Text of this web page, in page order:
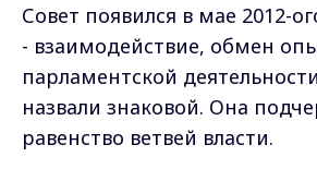
Совет появился в мае 2012-
- взаимодействие, обмен
парламентской
назвали знаковой. Она
равенство ветвей власти.